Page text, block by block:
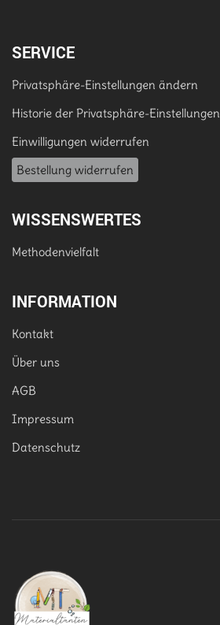
SERVICE
Privatsphäre-Einstellungen ändern
Historie der Privatsphäre-Einstellungen
Einwilligungen widerrufen
Bestellung widerrufen
WISSENSWERTES
Methodenvielfalt
INFORMATION
Kontakt
Über uns
AGB
Impressum
Datenschutz